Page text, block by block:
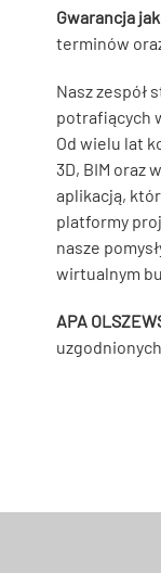
Gwarancja
terminów
Nasz zespół
potrafiących
Od wielu lat
3D, BIM oraz
aplikacją,
platformy
nasze
wirtualnym
APA